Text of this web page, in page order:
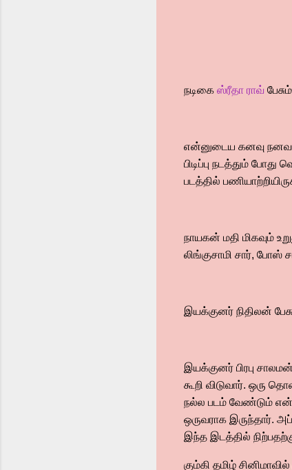
நடிகை ஸ்ரீதா ராவ்
என்னுடைய கனவு
பிடிப்பு நடத்தும்
படத்தில்
நாயகன் மதி மிகவும்
லிங்குசாமி சார், போஸ்
இயக்குனர் நிதிலன்
இயக்குனர் பிரபு
கூறி விடுவார். ஒரு
நல்ல படம் வேண்டும்
ஒருவராக இருந்தார்.
இந்த இடத்தில்
கும்கி தமிழ்